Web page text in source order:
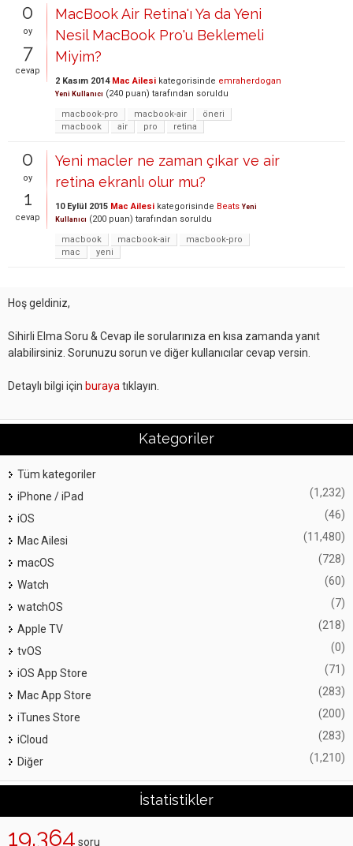
0
oy
7
cevap
MacBook Air Retina'ı Ya da Yeni
Nesil MacBook Pro'u Beklemeli
Miyim?
2 Kasım 2014 Mac Ailesi kategorisinde emraherdogan
Yeni Kullanıcı (240 puan) tarafından soruldu
macbook-pro
macbook-air
öneri
macbook
air pro retina
0
oy
1
cevap
Yeni macler ne zaman çıkar ve air
retina ekranlı olur mu?
10 Eylül 2015 Mac Ailesi kategorisinde Beats Yeni
Kullanıcı (200 puan) tarafından soruldu
macbook
macbook-air
macbook-pro
mac
yeni
Hoş geldiniz,
Sihirli Elma Soru & Cevap ile sorularınıza en kısa zamanda yanıt
alabilirsiniz. Sorunuzu sorun ve diğer kullanıcılar cevap versin.
Detaylı bilgi için buraya tıklayın.
Kategoriler
Tüm kategoriler
iPhone / iPad
(1,232)
iOS (46)
Mac Ailesi (11,480)
macOS (728)
Watch (60)
watchOS (7)
Apple TV (218)
tvOS (0)
iOS App Store (71)
Mac App Store (283)
iTunes Store (200)
iCloud (283)
Diğer (1,210)
İstatistikler
19,364 soru